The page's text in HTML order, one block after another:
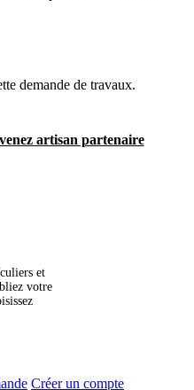
demande de travaux.
artisan partenaire
et
votre
Créer un compte